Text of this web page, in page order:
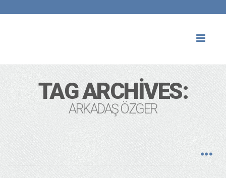
TAG ARCHIVES:
ARKADAŞ ÖZGER